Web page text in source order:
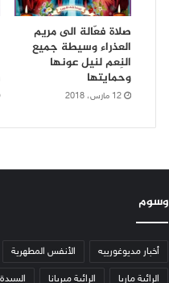
صلاة فعّالة الى مريم
العذراء وسيطة جميع
النِعم لنيل عونها
وحمايتها
12 مارس، 2018
وسوم
أخبار مديوغورييه الأنفس المطهرية
الرائية ماريا الرائية ميريانا السيدة